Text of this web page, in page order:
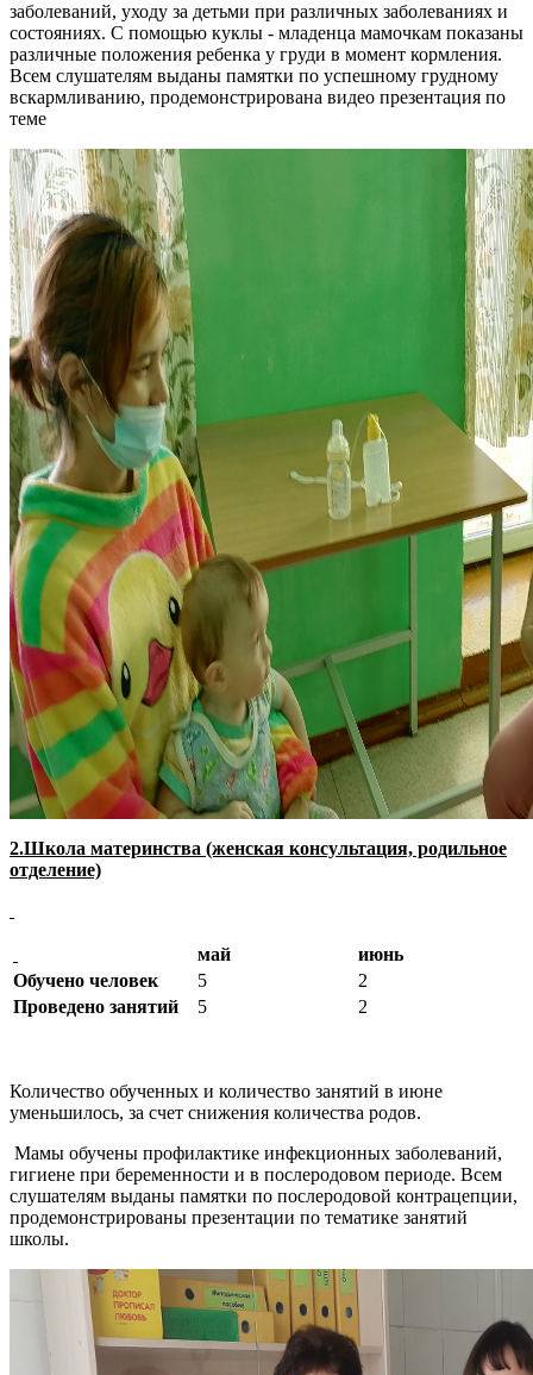
заболеваний, уходу за детьми при различных заболеваниях и
состояниях. С помощью куклы - младенца мамочкам показаны
различные положения ребенка у груди в момент кормления.
Всем слушателям выданы памятки по успешному грудному
вскармливанию, продемонстрирована видео презентация по
теме
2.Школа материнства (женская консультация, родильное
отделение)
май
июнь
Обучено человек
5
2
Проведено занятий
5 2
Количество обученных и количество занятий в июне
уменьшилось, за счет снижения количества родов.
Мамы обучены профилактике инфекционных заболеваний,
гигиене при беременности и в послеродовом периоде. Всем
слушателям выданы памятки по послеродовой контрацепции,
продемонстрированы презентации по тематике занятий
школы.